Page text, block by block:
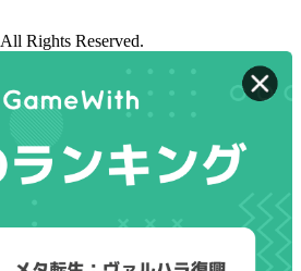
All Rights Reserved.